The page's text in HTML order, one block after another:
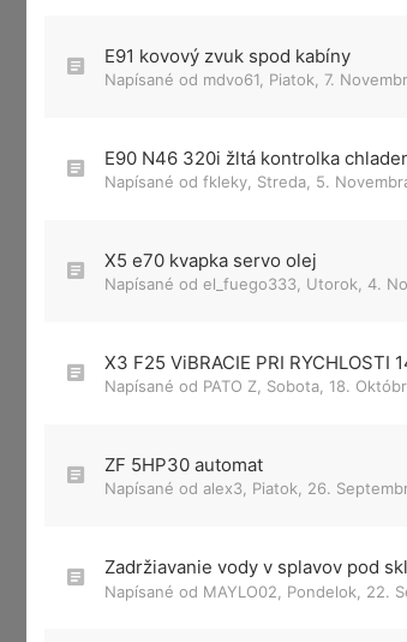
E91 kovový zvuk spod kabíny
Napísané od mdvo61 Piatok, 7.
E90 N46 320i žltá kontrolka
Napísané od fkleky Streda, 5.
X5 e70 kvapka servo olej
Napísané od el_fuego333 Utorok, 4.
X3 F25 ViBRACIE PRI RYCHLOSTI
Napísané od PATO Z Sobota, 18.
ZF 5HP30 automat
Napísané od alex3 Piatok, 26.
Zadržiavanie vody v splavov pod
Napísané od MAYLO02 Pondelok, 22.